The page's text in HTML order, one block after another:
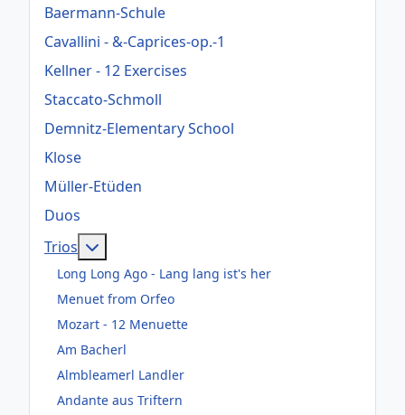
Baermann-Schule
Cavallini - &-Caprices-op.-1
Kellner - 12 Exercises
Staccato-Schmoll
Demnitz-Elementary School
Klose
Müller-Etüden
Duos
Trios
Long Long Ago - Lang lang ist's her
Menuet from Orfeo
Mozart - 12 Menuette
Am Bacherl
Almbleamerl Landler
Andante aus Triftern